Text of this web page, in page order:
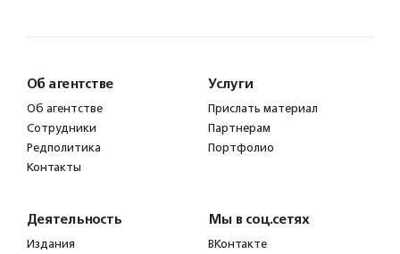
Об агентстве
Об агентстве
Сотрудники
Редполитика
Контакты
Услуги
Прислать материал
Партнерам
Портфолио
Деятельность
Издания
Мы в соц.сетях
ВКонтакте